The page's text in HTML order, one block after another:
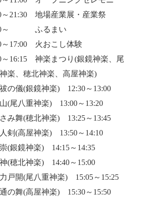
～21:30 地場産業展・産業祭
～ ふるまい
～17:00 火おこし体験
～16:15 神楽まつり(銀鏡神楽、尾
楽、穂北神楽、高屋神楽)
の儀(銀鏡神楽) 12:30～13:00
(尾八重神楽) 13:00～13:20
み舞(穂北神楽) 13:25～13:45
剣(高屋神楽) 13:50～14:10
(銀鏡神楽) 14:15～14:35
(穂北神楽) 14:40～15:00
戸開(尾八重神楽) 15:05～15:25
の舞(高屋神楽) 15:30～15:50